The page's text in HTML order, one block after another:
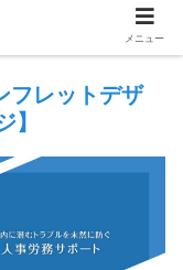
フレットデザ
】
メニュー